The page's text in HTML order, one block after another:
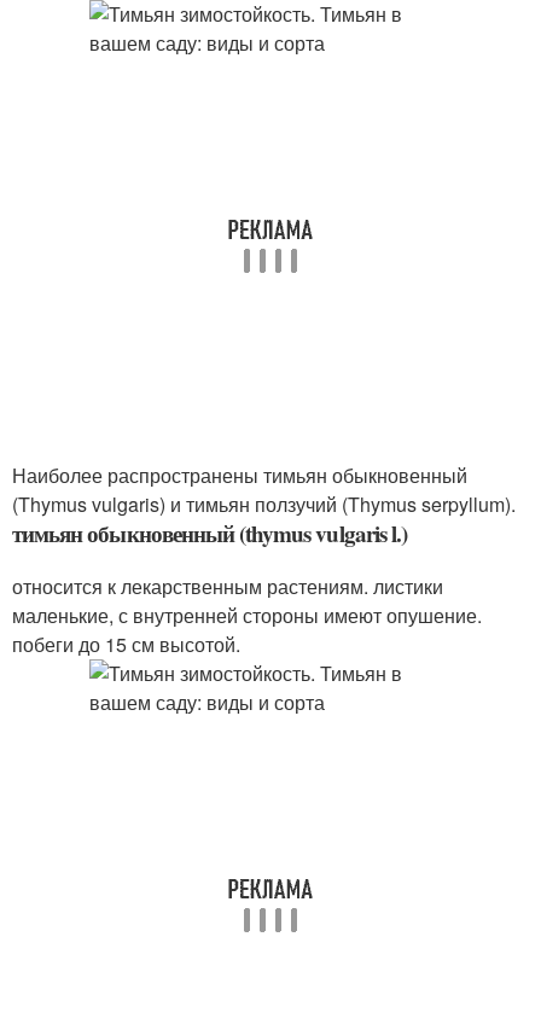
Наиболее распространены тимьян обыкновенный
(Thymus vulgaris) и тимьян ползучий (Thymus serpyllum).
тимьян обыкновенный (thymus vulgaris l.)
относится к лекарственным растениям. листики
маленькие, с внутренней стороны имеют опушение.
побеги до 15 см высотой.